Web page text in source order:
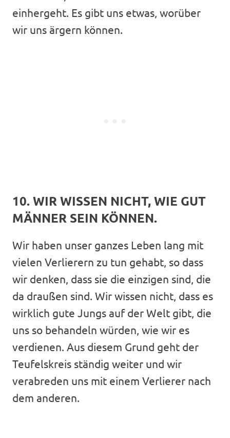
einhergeht. Es gibt uns etwas, worüber
wir uns ärgern können.
10. WIR WISSEN NICHT, WIE GUT
MÄNNER SEIN KÖNNEN.
Wir haben unser ganzes Leben lang mit
vielen Verlierern zu tun gehabt, so dass
wir denken, dass sie die einzigen sind, die
da draußen sind. Wir wissen nicht, dass es
wirklich gute Jungs auf der Welt gibt, die
uns so behandeln würden, wie wir es
verdienen. Aus diesem Grund geht der
Teufelskreis ständig weiter und wir
verabreden uns mit einem Verlierer nach
dem anderen.